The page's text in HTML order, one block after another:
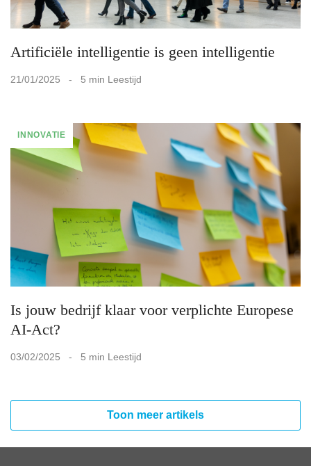
Artificiële intelligentie is geen intelligentie
21/01/2025 - 5 min Leestijd
INNOVATIE
Is jouw bedrijf klaar voor verplichte Europese
AI-Act?
03/02/2025 - 5 min Leestijd
Toon meer artikels